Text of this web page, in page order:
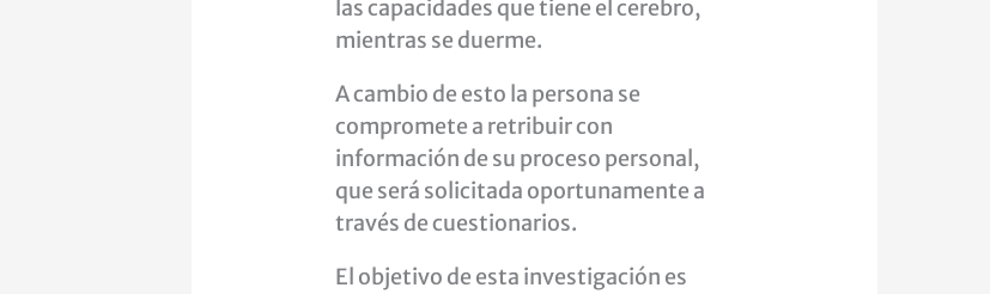
las capacidades que tiene el cerebro,
mientras se duerme.
A cambio de esto la persona se
compromete a retribuir con
información de su proceso personal,
que será solicitada oportunamente a
través de cuestionarios.
El objetivo de esta investigación es